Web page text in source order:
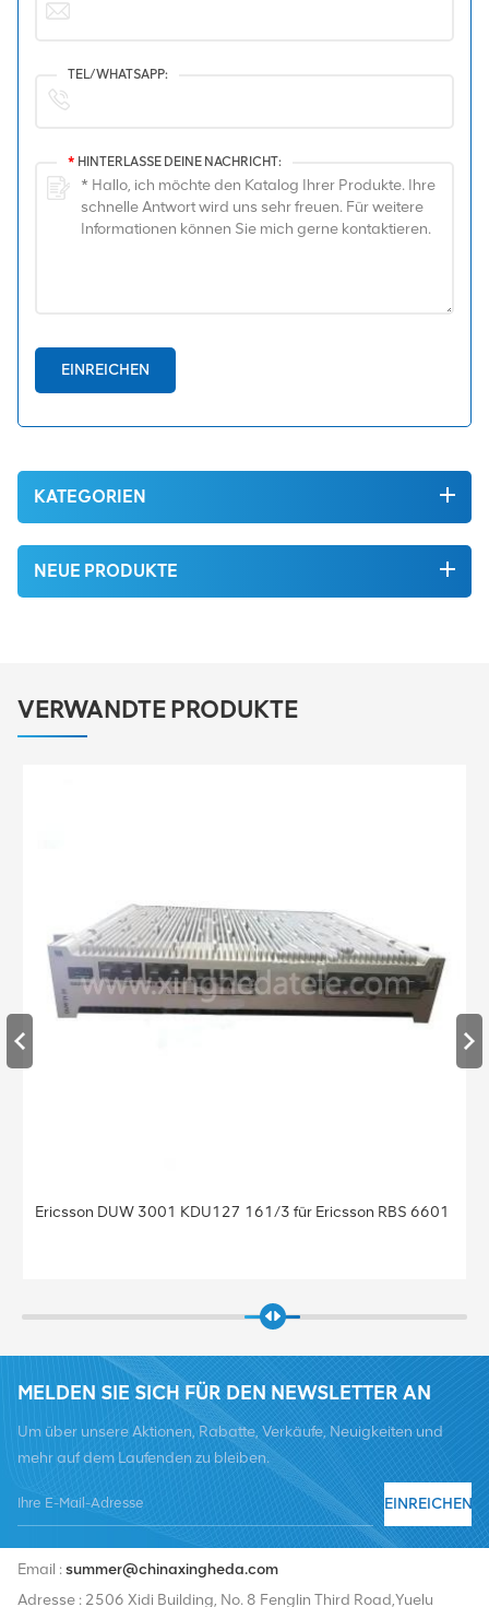
TEL/WHATSAPP:
* HINTERLASSE DEINE NACHRICHT:
EINREICHEN
KATEGORIEN
NEUE PRODUKTE
VERWANDTE PRODUKTE
Ericsson DUW 3001 KDU127 161/3 für Ericsson RBS 6601
MELDEN SIE SICH FÜR DEN NEWSLETTER AN
Um über unsere Aktionen, Rabatte, Verkäufe, Neuigkeiten und
mehr auf dem Laufenden zu bleiben.
EINREICHEN
Email :summer@chinaxingheda.com
Adresse : 2506 Xidi Building, No. 8 Fenglin Third Road,Yuelu